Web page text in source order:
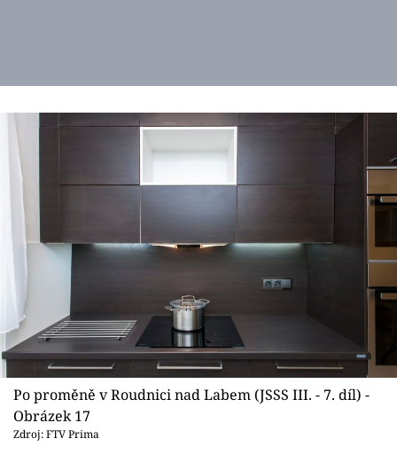
Po proměně v Roudnici nad Labem (JSSS III. - 7. díl) -
Obrázek 17
Zdroj: FTV Prima